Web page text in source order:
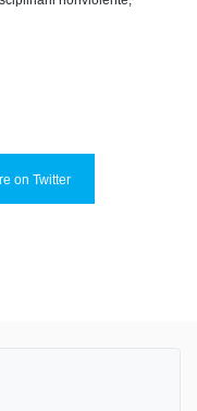
on Twitter